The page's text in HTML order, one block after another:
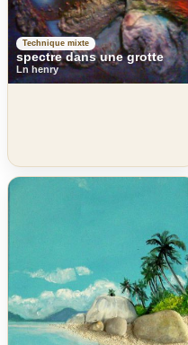
Technique mixte
spectre dans une grotte
Ln henry